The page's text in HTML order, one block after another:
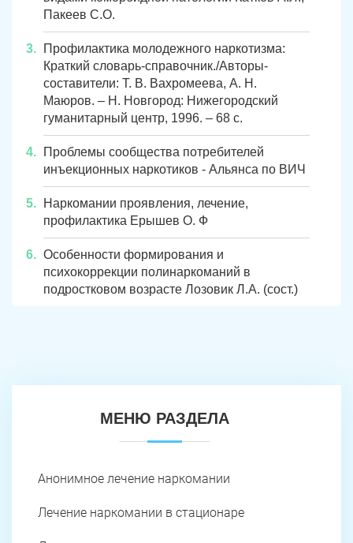
Пакеев С.О.
Профилактика молодежного наркотизма:
Краткий словарь-справочник./Авторы-
составители: Т. В. Вахромеева, А. Н.
Маюров. – Н. Новгород: Нижегородский
гуманитарный центр, 1996. – 68 с.
Проблемы сообщества потребителей
инъекционных наркотиков - Альянса по ВИЧ
Наркомании проявления, лечение,
профилактика Ерышев О. Ф
Особенности формирования и
психокоррекции полинаркоманий в
подростковом возрасте Лозовик Л.А. (сост.)
МЕНЮ РАЗДЕЛА
Анонимное лечение наркомании
Лечение наркомании в стационаре